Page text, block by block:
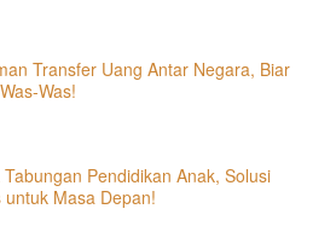
Transfer Uang Antar Negara, Biar
Was!
Tabungan Pendidikan Anak, Solusi
untuk Masa Depan!